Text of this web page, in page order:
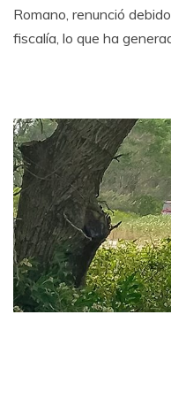
Romano, renunció
fiscalía, lo que ha